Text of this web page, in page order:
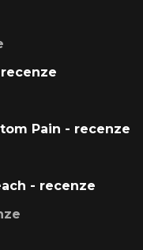
Pain - recenze
- recenze